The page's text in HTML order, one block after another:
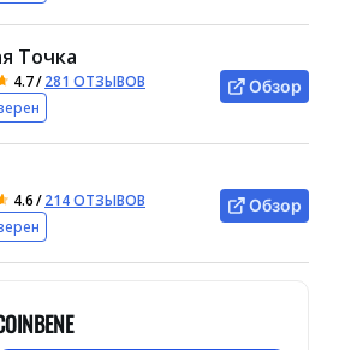
Точка
4.7/281 ОТЗЫВОВ
Обзор
4.6/214 ОТЗЫВОВ
Обзор